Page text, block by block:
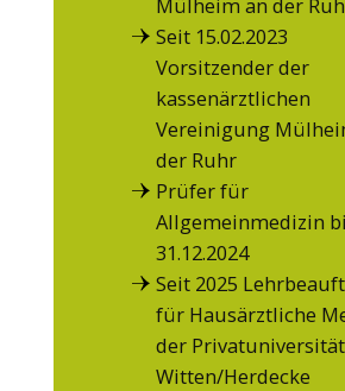
Seit 15.02.2023
Vorsitzender der
kassenärztlichen
Vereinigung
der Ruhr
Prüfer für
Allgemeinmedizin
31.12.2024
Seit 2025
für Hausärztliche
der Privatuniversität
Witten/Herdecke